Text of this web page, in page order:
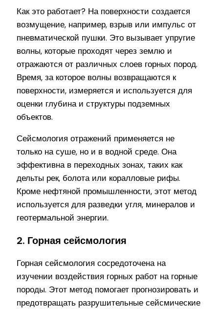
Как это работает? На поверхности создается
возмущение, например, взрыв или импульс от
пневматической пушки. Это вызывает упругие
волны, которые проходят через землю и
отражаются от различных слоев горных пород.
Время, за которое волны возвращаются к
поверхности, измеряется и используется для
оценки глубина и структуры подземных
объектов.
Сейсмология отражений применяется не
только на суше, но и в водной среде. Она
эффективна в переходных зонах, таких как
дельты рек, болота или коралловые рифы.
Кроме нефтяной промышленности, этот метод
используется для разведки угля, минералов и
геотермальной энергии.
2. Горная сейсмология
Горная сейсмология сосредоточена на
изучении воздействия горных работ на горные
породы. Этот метод помогает прогнозировать и
предотвращать разрушительные сейсмические